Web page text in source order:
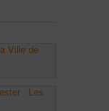
Ville de
: Les